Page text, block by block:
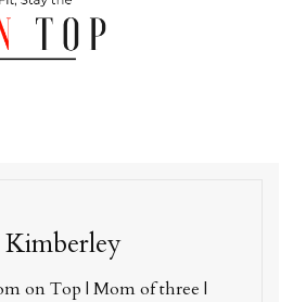
Kimberley
on Top | Mom of three |